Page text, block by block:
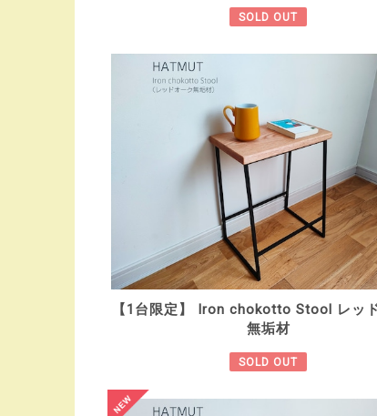
SOLD OUT
【1台限定】 Iron chokotto Stool レッ
無垢材
SOLD OUT